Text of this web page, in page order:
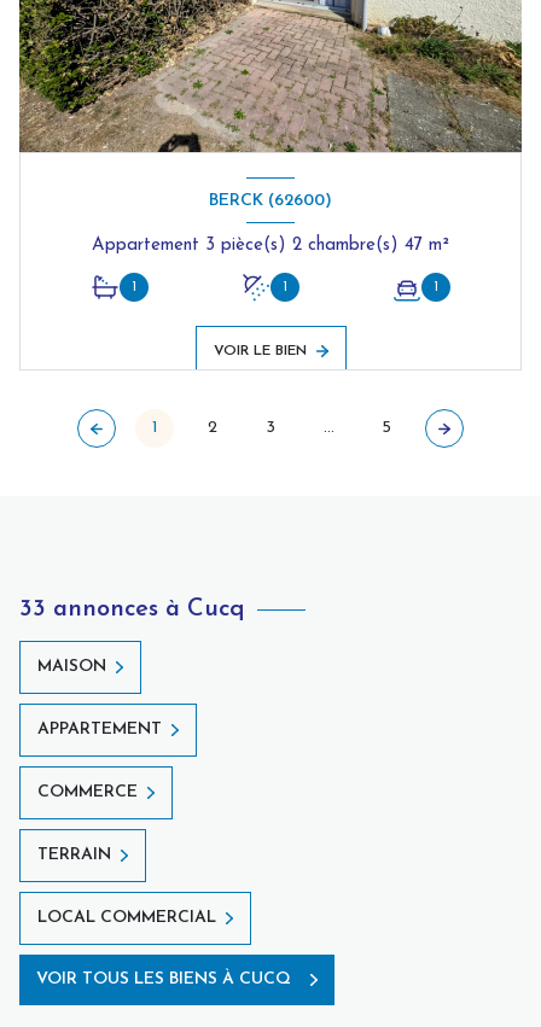
BERCK (62600)
Appartement 3 pièce(s) 2 chambre(s) 47 m²
1 1 1
VOIR LE BIEN
1 2 3 ... 5
33 annonces à Cucq
MAISON
APPARTEMENT
COMMERCE
TERRAIN
LOCAL COMMERCIAL
VOIR TOUS LES BIENS À CUCQ